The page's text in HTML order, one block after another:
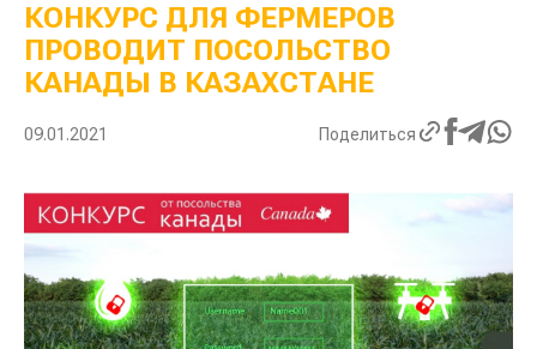
КОНКУРС ДЛЯ ФЕРМЕРОВ
ПРОВОДИТ ПОСОЛЬСТВО
КАНАДЫ В КАЗАХСТАНЕ
09.01.2021 Поделиться